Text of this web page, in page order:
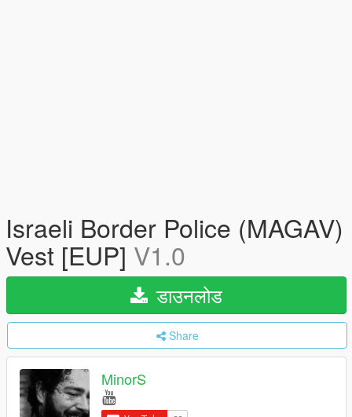
Israeli Border Police (MAGAV)
Vest [EUP] V1.0
डाउनलोड
Share
MinorS